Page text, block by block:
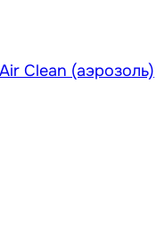
Clean (аэрозоль)